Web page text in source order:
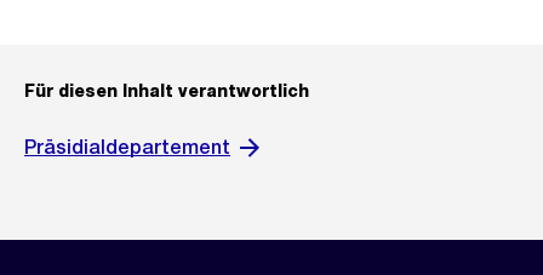
Für diesen Inhalt verantwortlich
Präsidialdepartement